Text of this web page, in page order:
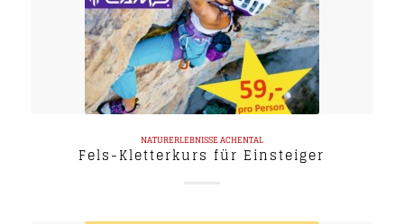
NATURERLEBNISSEACHENTAL
Fels-Kletterkurs für Einsteiger